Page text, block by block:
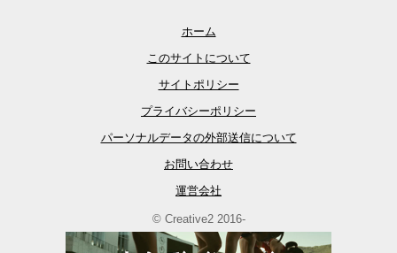
ホーム
このサイトについて
サイトポリシー
プライバシーポリシー
パーソナルデータの外部送信について
お問い合わせ
運営会社
© Creative2 2016-